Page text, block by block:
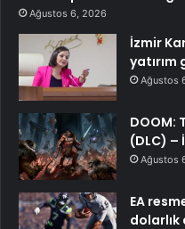
Ağustos 6, 2026
İzmir
yatırım
Ağustos
DOOM:
(DLC) –
Ağustos
EA